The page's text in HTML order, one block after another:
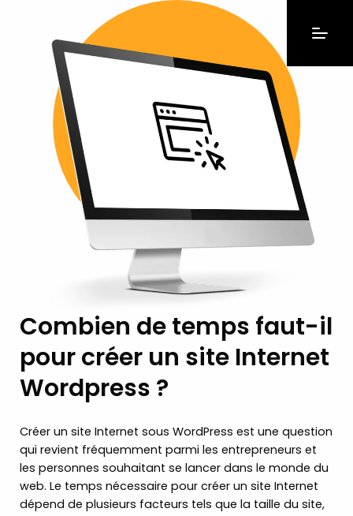
Combien de temps faut-il
pour créer un site Internet
Wordpress ?
Créer un site Internet sous WordPress est une question
qui revient fréquemment parmi les entrepreneurs et
les personnes souhaitant se lancer dans le monde du
web. Le temps nécessaire pour créer un site Internet
dépend de plusieurs facteurs tels que la taille du site,